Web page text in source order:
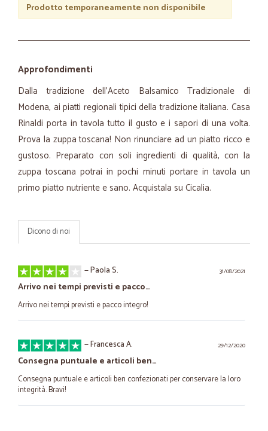
Prodotto temporaneamente non disponibile
Approfondimenti
Dalla tradizione dell’Aceto Balsamico Tradizionale di
Modena, ai piatti regionali tipici della tradizione italiana. Casa
Rinaldi porta in tavola tutto il gusto e i sapori di una volta.
Prova la zuppa toscana! Non rinunciare ad un piatto ricco e
gustoso. Preparato con soli ingredienti di qualità, con la
zuppa toscana potrai in pochi minuti portare in tavola un
primo piatto nutriente e sano. Acquistala su Cicalia.
Dicono di noi
31/08/2021
—Paola S.
Arrivo nei tempi previsti e pacco…
Arrivo nei tempi previsti e pacco integro!
29/12/2020
—Francesca A.
Consegna puntuale e articoli ben…
Consegna puntuale e articoli ben confezionati per conservare la loro
integrità. Bravi!